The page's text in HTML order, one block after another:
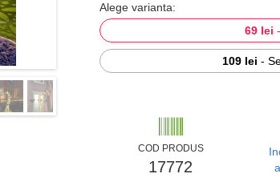
Alege varianta:
69 lei -
109 lei -
COD PRODUS
17772